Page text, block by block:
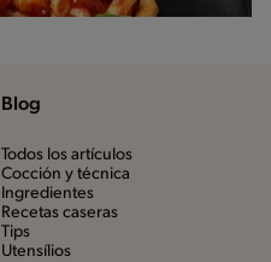
Blog
Todos los artículos
Cocción y técnica
Ingredientes
Recetas caseras
Tips
Utensílios